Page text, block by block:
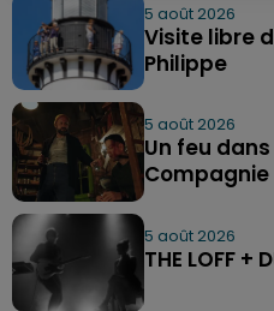
5 août 2026
Visite libre
Philippe
5 août 2026
Un feu
5 août 2026
THE LOFF +